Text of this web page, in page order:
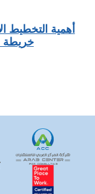
أهمية التخطيط
خريطة